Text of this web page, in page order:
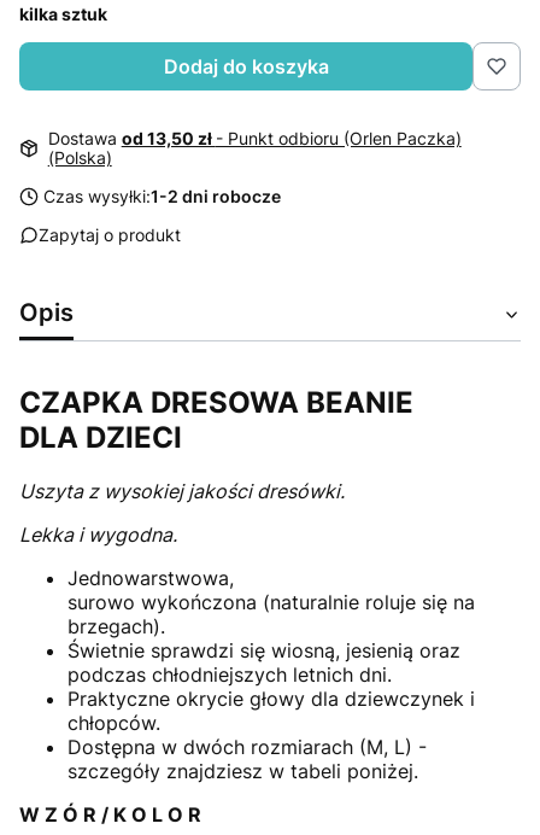
kilka sztuk
Dodaj do koszyka
Dostawa od 13,50 zł - Punkt odbioru (Orlen Paczka)
(Polska)
Czas wysyłki:1-2 dni robocze
Zapytaj o produkt
Opis
CZAPKA DRESOWA BEANIE
DLA DZIECI
Uszyta z wysokiej jakości dresówki.
Lekka i wygodna.
Jednowarstwowa,
surowo wykończona (naturalnie roluje się na
brzegach).
Świetnie sprawdzi się wiosną, jesienią oraz
podczas chłodniejszych letnich dni.
Praktyczne okrycie głowy dla dziewczynek i
chłopców.
Dostępna w dwóch rozmiarach (M, L) -
szczegóły znajdziesz w tabeli poniżej.
W Z Ó R / K O L O R